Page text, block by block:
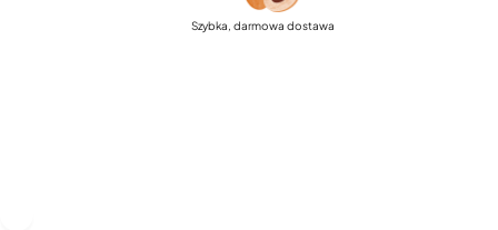
Szybka, darmowa dostawa